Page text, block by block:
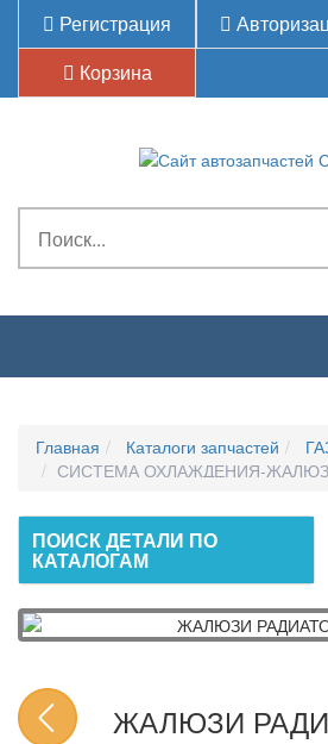
Регистрация
Корзина
Главная Каталоги запчастей
СИСТЕМА ОХЛАЖДЕНИЯ-
ПОИСК ДЕТАЛИ ПО
КАТАЛОГАМ
ЖАЛЮЗИ